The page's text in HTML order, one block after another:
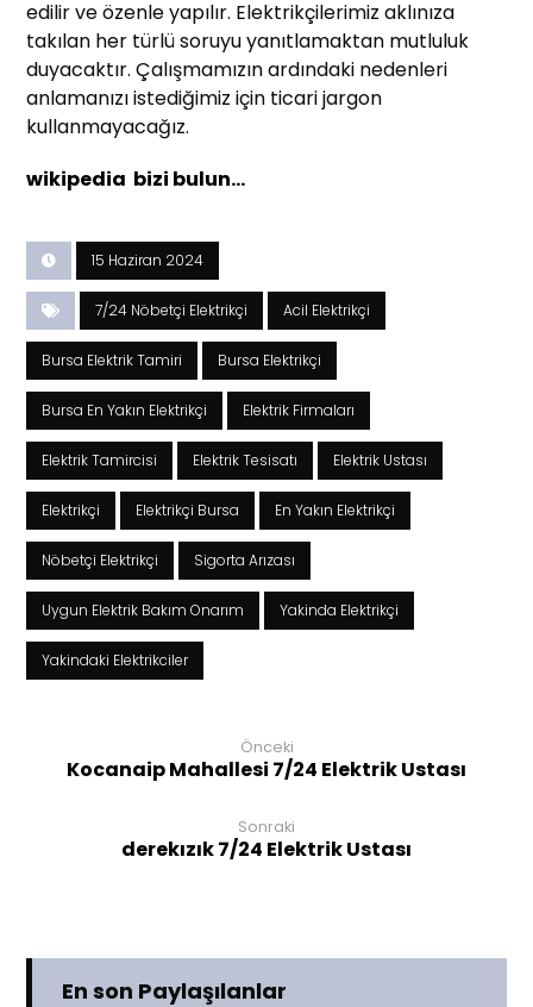
edilir ve özenle yapılır. Elektrikçilerimiz aklınıza
takılan her türlü soruyu yanıtlamaktan mutluluk
duyacaktır. Çalışmamızın ardındaki nedenleri
anlamanızı istediğimiz için ticari jargon
kullanmayacağız.
wikipedia bizi bulun…
15 Haziran 2024
7/24 Nöbetçi Elektrikçi Acil Elektrikçi
Bursa Elektrik Tamiri Bursa Elektrikçi
Bursa En Yakın Elektrikçi Elektrik Firmaları
Elektrik Tamircisi Elektrik Tesisatı Elektrik Ustası
Elektrikçi Elektrikçi Bursa En Yakın Elektrikçi
Nöbetçi Elektrikçi Sigorta Arızası
Uygun Elektrik Bakım Onarım Yakinda Elektrikçi
Yakindaki Elektrikciler
Önceki
Kocanaip Mahallesi 7/24 Elektrik Ustası
Sonraki
derekızık 7/24 Elektrik Ustası
En son Paylaşılanlar